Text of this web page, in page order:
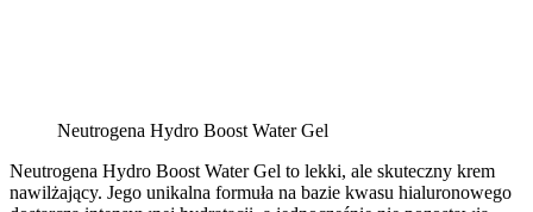
Neutrogena Hydro Boost Water Gel
Neutrogena Hydro Boost Water Gel to lekki, ale skuteczny krem
nawilżający. Jego unikalna formuła na bazie kwasu hialuronowego